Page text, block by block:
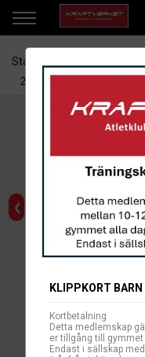
Startdatum
❮
AUTOGIRO
KLIPPKORT BARN
Kortbetalning
Detta medlemskap
er tillgång till gymmet
Endast i sällskap